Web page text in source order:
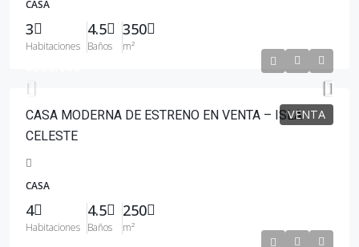
CASA
3
Habitaciones
4.5
Baños
350
m²
VENTA
CASA MODERNA DE ESTRENO EN VENTA – ISLA
CELESTE
CASA
4
Habitaciones
4.5
Baños
250
m²